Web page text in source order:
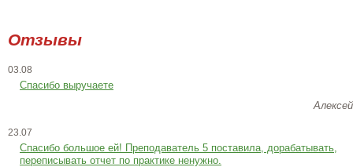
Отзывы
03.08
Спасибо выручаете
Алексей
23.07
Cпасибо большое ей! Преподаватель 5 поставила, дорабатывать,
переписывать отчет по практике ненужно.